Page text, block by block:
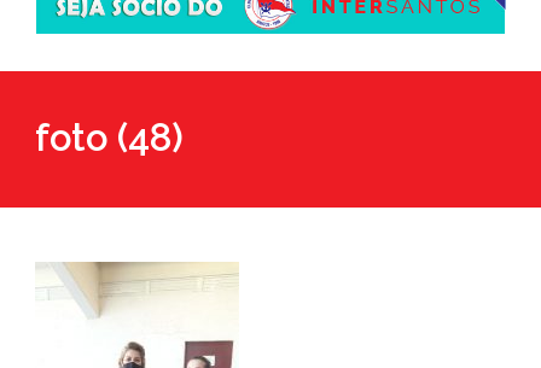
foto (48)